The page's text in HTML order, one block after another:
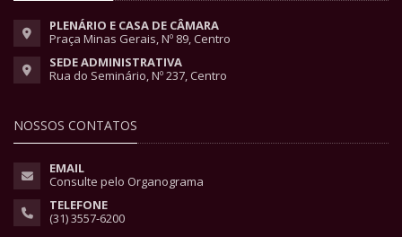
PLENÁRIO E CASA DE CÂMARA
Praça Minas Gerais, Nº 89, Centro
SEDE ADMINISTRATIVA
Rua do Seminário, Nº 237, Centro
NOSSOS CONTATOS
EMAIL
Consulte pelo Organograma
TELEFONE
(31) 3557-6200